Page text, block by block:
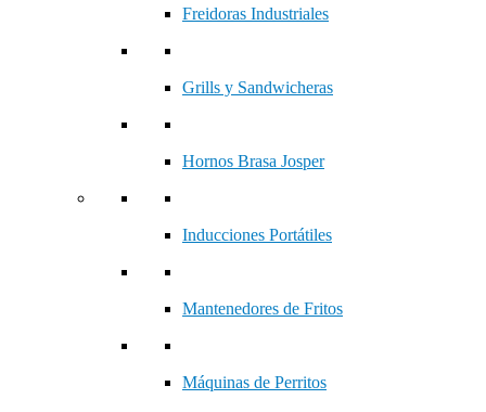
Freidoras Industriales
Grills y Sandwicheras
Hornos Brasa Josper
Inducciones Portátiles
Mantenedores de Fritos
Máquinas de Perritos